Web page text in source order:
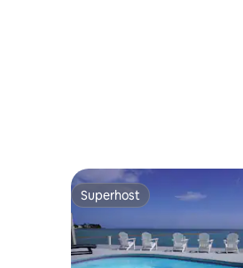
Superhost
Superhost